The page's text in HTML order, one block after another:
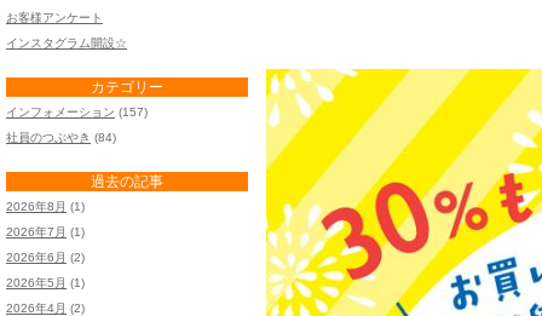
お客様アンケート
インスタグラム開設☆
カテゴリー
インフォメーション (157)
社員のつぶやき (84)
過去の記事
2026年8月 (1)
2026年7月 (1)
2026年6月 (2)
2026年5月 (1)
2026年4月 (2)